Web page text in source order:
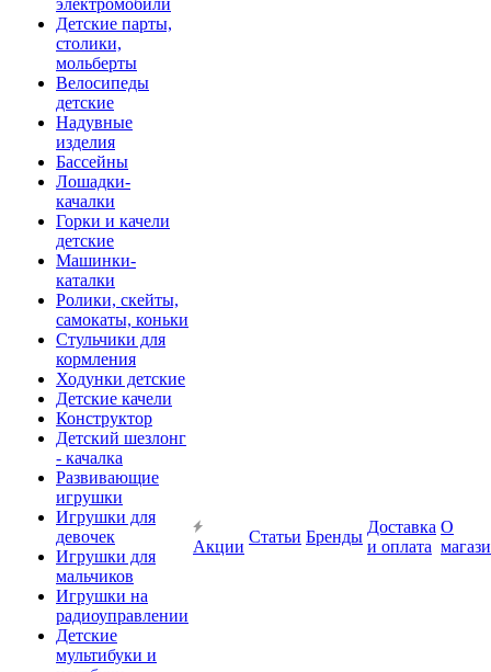
электромобили
Детские парты,
столики,
мольберты
Велосипеды
детские
Надувные
изделия
Бассейны
Лошадки-
качалки
Горки и качели
детские
Машинки-
каталки
Ролики, скейты,
самокаты, коньки
Стульчики для
кормления
Ходунки детские
Детские качели
Конструктор
Детский шезлонг
- качалка
Развивающие
игрушки
Игрушки для
девочек
Игрушки для
мальчиков
Игрушки на
радиоуправлении
Детские
мультибуки и
Акции
Статьи Бренды
Доставка
и оплата
О